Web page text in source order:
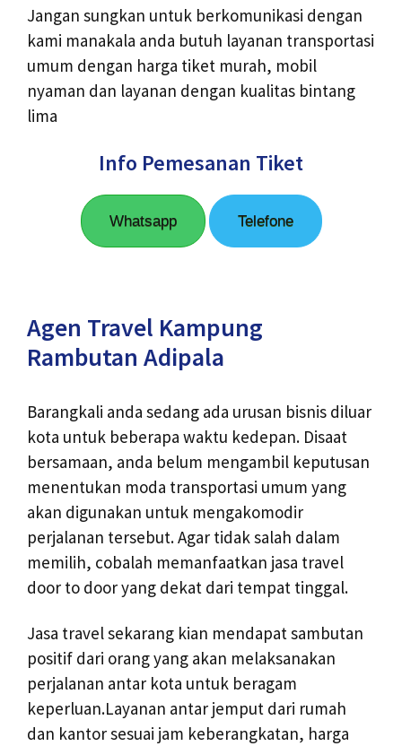
Jangan sungkan untuk berkomunikasi dengan
kami manakala anda butuh layanan transportasi
umum dengan harga tiket murah, mobil
nyaman dan layanan dengan kualitas bintang
lima
Info Pemesanan Tiket
Whatsapp Telefone
Agen Travel Kampung
Rambutan Adipala
Barangkali anda sedang ada urusan bisnis diluar
kota untuk beberapa waktu kedepan. Disaat
bersamaan, anda belum mengambil keputusan
menentukan moda transportasi umum yang
akan digunakan untuk mengakomodir
perjalanan tersebut. Agar tidak salah dalam
memilih, cobalah memanfaatkan jasa travel
door to door yang dekat dari tempat tinggal.
Jasa travel sekarang kian mendapat sambutan
positif dari orang yang akan melaksanakan
perjalanan antar kota untuk beragam
keperluan.Layanan antar jemput dari rumah
dan kantor sesuai jam keberangkatan, harga